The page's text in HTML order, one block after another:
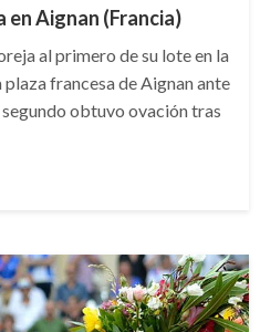
en Aignan (Francia)
al primero de su lote en la
francesa de Aignan ante
obtuvo ovación tras